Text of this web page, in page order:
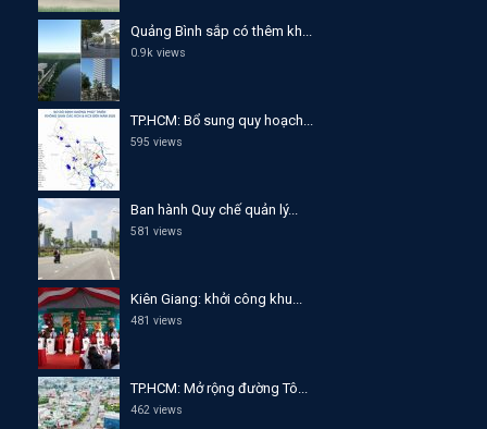
Quảng Bình sắp có thêm kh...
0.9k views
TP.HCM: Bổ sung quy hoạch...
595 views
Ban hành Quy chế quản lý...
581 views
Kiên Giang: khởi công khu...
481 views
TP.HCM: Mở rộng đường Tô...
462 views